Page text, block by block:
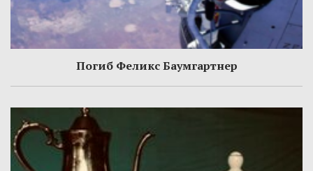
Погиб Феликс Баумгартнер